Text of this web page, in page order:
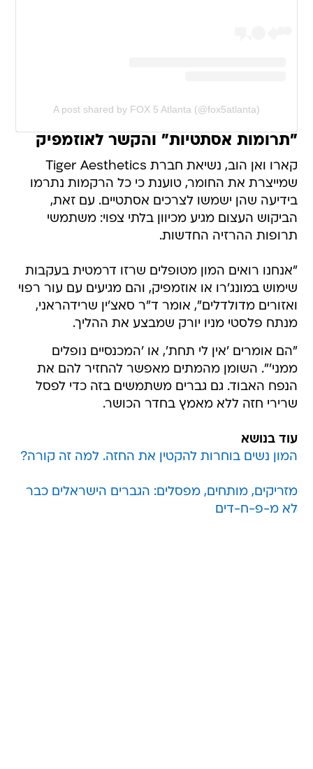
A post shared by FOX 5 Atlanta (@fox5atlanta)
"תרומות אסתטיות" והקשר לאוזמפיק
קארו ואן הוב, נשיאת חברת Tiger Aesthetics
שמייצרת את החומר, טוענת כי כל הרקמות נתרמו
בידיעה שהן ישמשו לצרכים אסתטיים. עם זאת,
הביקוש העצום מגיע מכיוון בלתי צפוי: משתמשי
תרופות ההרזיה החדשות.
"אנחנו רואים המון מטופלים שרזו דרמטית בעקבות
שימוש במונג'רו או אוזמפיק, והם מגיעים עם עור רפוי
ואזורים מדולדלים", אומר ד"ר סאצ'ין שרידהראני,
מנתח פלסטי מניו יורק שמבצע את ההליך.
"הם אומרים 'אין לי תחת', או 'המכנסיים נופלים
ממני'". השומן מהמתים מאפשר להחזיר להם את
הנפח האבוד. גם גברים משתמשים בזה כדי לפסל
שרירי חזה ללא מאמץ בחדר הכושר.
עוד בנושא
המון נשים בוחרות להקטין את החזה. למה זה קורה?
מזריקים, מותחים, מפסלים: הגברים הישראלים כבר
לא מ-פ-ח-דים